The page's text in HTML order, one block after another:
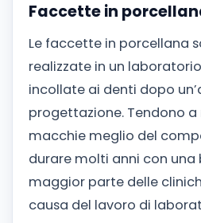
Faccette in
Le faccette in porcellana
realizzate in un
incollate ai denti dopo
progettazione. Tendono a
macchie meglio del
durare molti anni con una
maggior parte delle
causa del lavoro di